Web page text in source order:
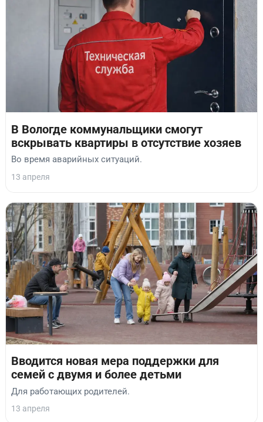
В Вологде коммунальщики смогут
вскрывать квартиры в отсутствие хозяев
Во время аварийных ситуаций.
13 апреля
Вводится новая мера поддержки для
семей с двумя и более детьми
Для работающих родителей.
13 апреля